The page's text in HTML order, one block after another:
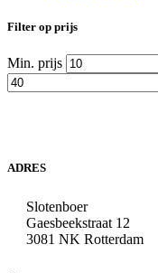
Filter op prijs
Min. prijs
ADRES
Slotenboer
Gaesbeekstraat 12
3081 NK Rotterdam